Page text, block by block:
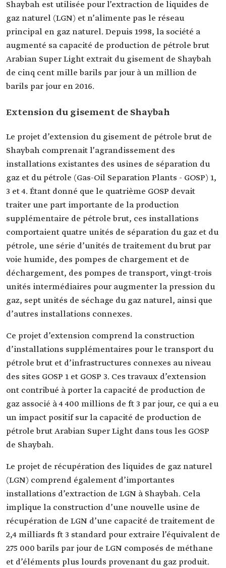
Shaybah est utilisée pour l’extraction de liquides de
gaz naturel (LGN) et n’alimente pas le réseau
principal en gaz naturel. Depuis 1998, la société a
augmenté sa capacité de production de pétrole brut
Arabian Super Light extrait du gisement de Shaybah
de cinq cent mille barils par jour à un million de
barils par jour en 2016.
Extension du gisement de Shaybah
Le projet d’extension du gisement de pétrole brut de
Shaybah comprenait l’agrandissement des
installations existantes des usines de séparation du
gaz et du pétrole (Gas-Oil Separation Plants - GOSP) 1,
3 et 4. Étant donné que le quatrième GOSP devait
traiter une part importante de la production
supplémentaire de pétrole brut, ces installations
comportaient quatre unités de séparation du gaz et du
pétrole, une série d’unités de traitement du brut par
voie humide, des pompes de chargement et de
déchargement, des pompes de transport, vingt-trois
unités intermédiaires pour augmenter la pression du
gaz, sept unités de séchage du gaz naturel, ainsi que
d’autres installations connexes.
Ce projet d’extension comprend la construction
d’installations supplémentaires pour le transport du
pétrole brut et d’infrastructures connexes au niveau
des sites GOSP 1 et GOSP 3. Ces travaux d’extension
ont contribué à porter la capacité de production de
gaz associé à 4 400 millions de ft 3 par jour, ce qui a eu
un impact positif sur la capacité de production de
pétrole brut Arabian Super Light dans tous les GOSP
de Shaybah.
Le projet de récupération des liquides de gaz naturel
(LGN) comprend également d’importantes
installations d’extraction de LGN à Shaybah. Cela
implique la construction d’une nouvelle usine de
récupération de LGN d’une capacité de traitement de
2,4 milliards ft 3 standard pour extraire l’équivalent de
275 000 barils par jour de LGN composés de méthane
et d’éléments plus lourds provenant du gaz produit.